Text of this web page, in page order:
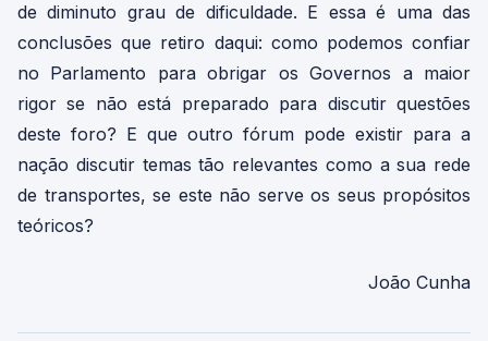
de diminuto grau de dificuldade. E essa é uma das
conclusões que retiro daqui: como podemos confiar
no Parlamento para obrigar os Governos a maior
rigor se não está preparado para discutir questões
deste foro? E que outro fórum pode existir para a
nação discutir temas tão relevantes como a sua rede
de transportes, se este não serve os seus propósitos
teóricos?
João Cunha